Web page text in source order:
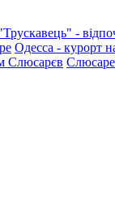
-
Одесса - курорт
Слюсарєв